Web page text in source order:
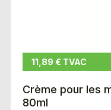
11,89 € TVAC
Crème pour les
80ml